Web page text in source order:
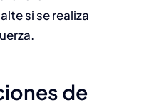
si se realiza
de